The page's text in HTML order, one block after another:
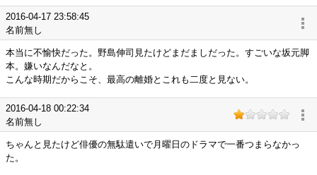
2016-04-17 23:58:45
名前無し
本当に不愉快だった。野島伸司見たけどまだましだった。すごいな坂元脚
本。嫌いなんだなと。
こんな時期だからこそ、最高の離婚とこれも二度と見ない。
2016-04-18 00:22:34
名前無し
ちゃんと見たけど俳優の無駄遣いで月曜日のドラマで一番つまらなかっ
た。